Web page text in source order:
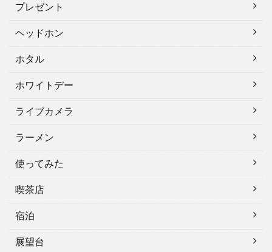
プレゼント
ヘッドホン
ホタル
ホワイトデー
ライブカメラ
ラーメン
使ってみた
喫茶店
宿泊
展望台